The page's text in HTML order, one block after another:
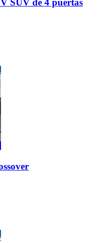
SUV de 4 puertas